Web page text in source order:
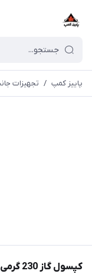
پاییز کمپ / تجهیزات
کپسول گاز 230 گرمی اتم گاز Atom Gaz